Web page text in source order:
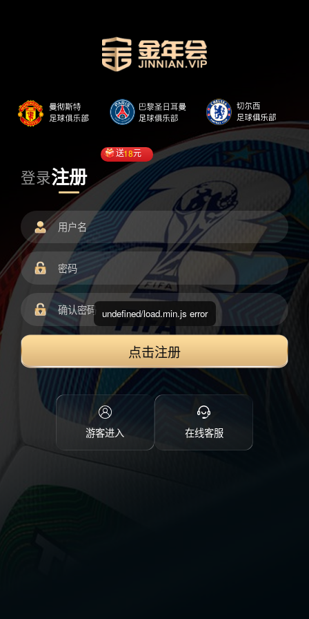
登录注册
送18元
点击注册
游客进入 在线客服
undefined/load.min.js error